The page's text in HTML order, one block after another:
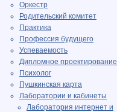
Оркестр
Родительский комитет
Практика
Профессия будущего
Успеваемость
Дипломное проектирование
Психолог
Пушкинская карта
Лаборатории и кабинеты
Лаборатория интернет и